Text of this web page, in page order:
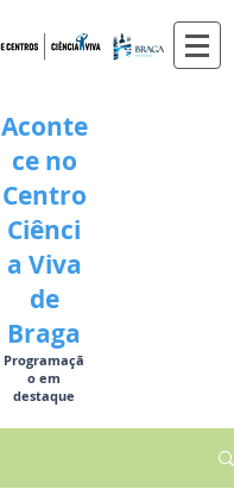
Aconte
ce no
Centro
Ciênci
a Viva
de
Braga
Programaçã
o em
destaque